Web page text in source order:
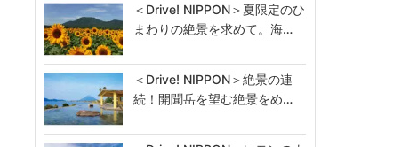
＜Drive! NIPPON＞夏限定のひ
まわりの絶景を求めて。海…
＜Drive! NIPPON＞絶景の連
続！開聞岳を望む絶景をめ…